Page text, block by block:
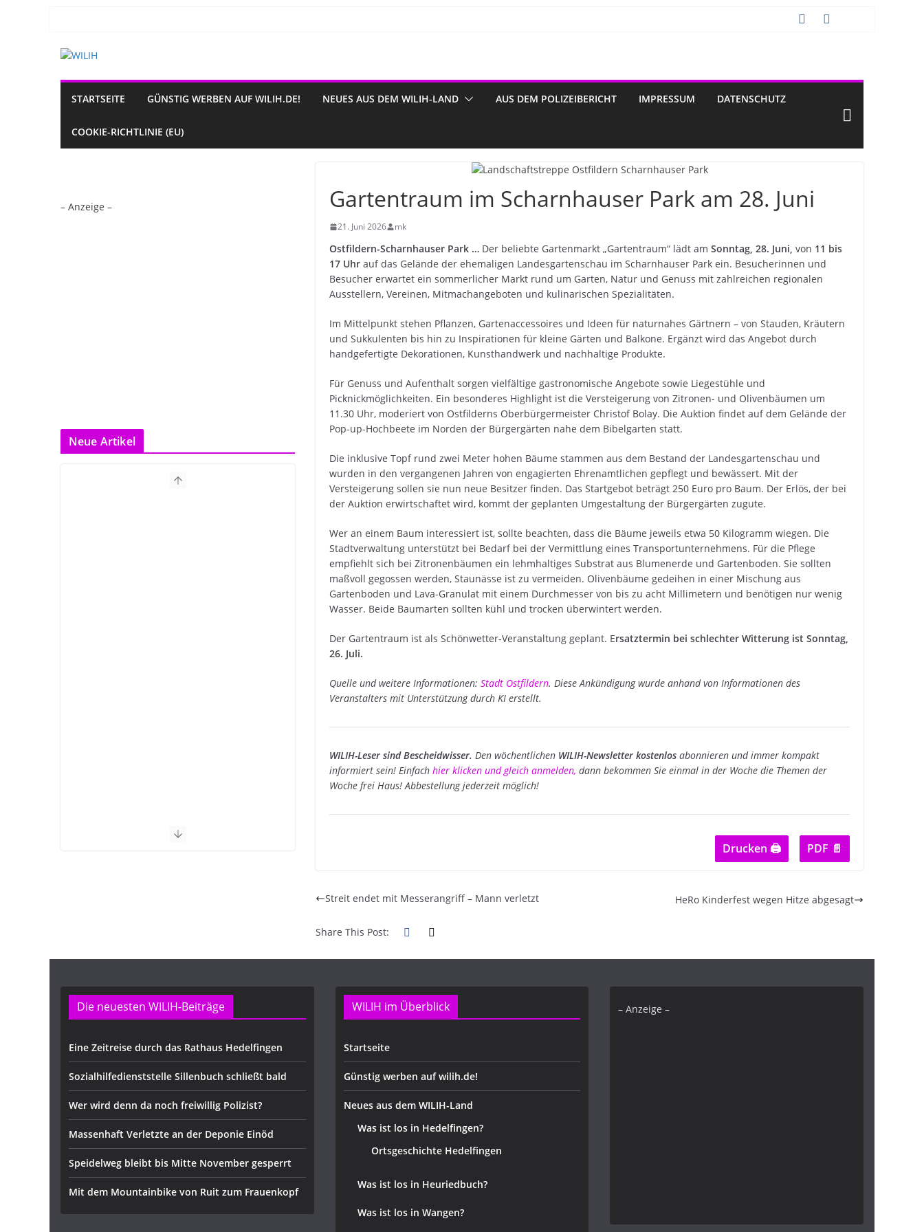
STARTSEITE GÜNSTIG WERBEN AUF WILIH.DE! NEUES AUS DEM WILIH-LAND AUS DEM POLIZEIBERICHT IMPRESSUM DATENSCHUTZ
COOKIE-RICHTLINIE (EU)
Gartentraum im Scharnhauser Park am 28. Juni
21. Juni 2026 mk
Ostfildern-Scharnhauser Park … Der beliebte Gartenmarkt „Gartentraum“ lädt amSonntag, 28. Juni, von 11 bis
17 Uhr auf das Gelände der ehemaligen Landesgartenschau im Scharnhauser Park ein. Besucherinnen und
Besucher erwartet ein sommerlicher Markt rund um Garten, Natur und Genuss mit zahlreichen regionalen
Ausstellern, Vereinen, Mitmachangeboten und kulinarischen Spezialitäten.
Im Mittelpunkt stehen Pflanzen, Gartenaccessoires und Ideen für naturnahes Gärtnern – von Stauden, Kräutern
und Sukkulenten bis hin zu Inspirationen für kleine Gärten und Balkone. Ergänzt wird das Angebot durch
handgefertigte Dekorationen, Kunsthandwerk und nachhaltige Produkte.
Für Genuss und Aufenthalt sorgen vielfältige gastronomische Angebote sowie Liegestühle und
Picknickmöglichkeiten. Ein besonderes Highlight ist die Versteigerung von Zitronen- und Olivenbäumen um
11.30 Uhr, moderiert von Ostfilderns Oberbürgermeister Christof Bolay. Die Auktion findet auf dem Gelände der
Pop-up-Hochbeete im Norden der Bürgergärten nahe dem Bibelgarten statt.
Die inklusive Topf rund zwei Meter hohen Bäume stammen aus dem Bestand der Landesgartenschau und
wurden in den vergangenen Jahren von engagierten Ehrenamtlichen gepflegt und bewässert. Mit der
Versteigerung sollen sie nun neue Besitzer finden. Das Startgebot beträgt 250 Euro pro Baum. Der Erlös, der bei
der Auktion erwirtschaftet wird, kommt der geplanten Umgestaltung der Bürgergärten zugute.
Wer an einem Baum interessiert ist, sollte beachten, dass die Bäume jeweils etwa 50 Kilogramm wiegen. Die
Stadtverwaltung unterstützt bei Bedarf bei der Vermittlung eines Transportunternehmens. Für die Pflege
empfiehlt sich bei Zitronenbäumen ein lehmhaltiges Substrat aus Blumenerde und Gartenboden. Sie sollten
maßvoll gegossen werden, Staunässe ist zu vermeiden. Olivenbäume gedeihen in einer Mischung aus
Gartenboden und Lava-Granulat mit einem Durchmesser von bis zu acht Millimetern und benötigen nur wenig
Wasser. Beide Baumarten sollten kühl und trocken überwintert werden.
Der Gartentraum ist als Schönwetter-Veranstaltung geplant. Ersatztermin bei schlechter Witterung ist Sonntag,
26. Juli.
Quelle und weitere Informationen:Stadt Ostfildern. Diese Ankündigung wurde anhand von Informationen des
Veranstalters mit Unterstützung durch KI erstellt.
WILIH-Leser sind Bescheidwisser.Den wöchentlichen WILIH-Newsletter kostenlos abonnieren und immer kompakt
informiert sein! Einfachhier klicken und gleich anmelden, dann bekommen Sie einmal in der Woche die Themen der
Woche frei Haus! Abbestellung jederzeit möglich!
Drucken 🖨 PDF 📄
Streit endet mit Messerangriff – Mann verletzt HeRo Kinderfest wegen Hitze abgesagt
Share This Post:
– Anzeige –
Neue Artikel
Die neuesten WILIH-Beiträge
Eine Zeitreise durch das Rathaus Hedelfingen
Sozialhilfedienststelle Sillenbuch schließt bald
Wer wird denn da noch freiwillig Polizist?
Massenhaft Verletzte an der Deponie Einöd
Speidelweg bleibt bis Mitte November gesperrt
Mit dem Mountainbike von Ruit zum Frauenkopf
WILIH im Überblick
Startseite
Günstig werben auf wilih.de!
Neues aus dem WILIH-Land
Was ist los in Hedelfingen?
Ortsgeschichte Hedelfingen
Was ist los in Heuriedbuch?
Was ist los in Wangen?
– Anzeige –